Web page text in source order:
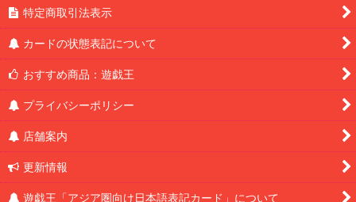
特定商取引法表示
カードの状態表記について
おすすめ商品：遊戯王
プライバシーポリシー
店舗案内
更新情報
遊戯王「アジア圏向け日本語表記カード」について